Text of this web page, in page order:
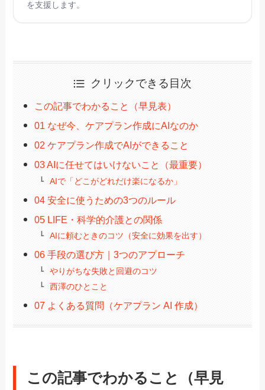
を支援します。
クリックできる目次
この記事でわかること（早見表）
01 なぜ今、ケアプラン作成にAIなのか
02 ケアプラン作成でAIができること
03 AIに任せてはいけないこと（最重要）
AIで「どこがどれだけ楽になるか」
04 安全に使うための3つのルール
05 LIFE・科学的介護との関係
AIに頼むときのコツ（安全に効果を出す）
06 手段の選び方｜3つのアプローチ
やりがちな失敗と回避のコツ
西澤のひとこと
07 よくある質問（ケアプラン AI 作成）
この記事でわかること（早見